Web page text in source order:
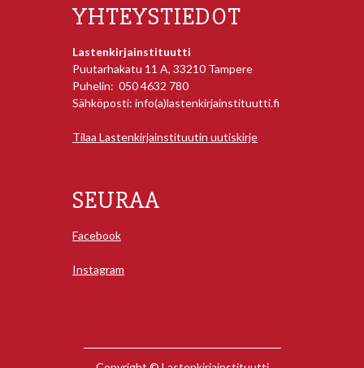
YHTEYSTIEDOT
Lastenkirjainstituutti
Puutarhakatu 11 A, 33210 Tampere
Puhelin: 050 4632 780
Sähköposti: info(a)lastenkirjainstituutti.fi
Tilaa Lastenkirjainstituutin uutiskirje
SEURAA
Facebook
Instagram